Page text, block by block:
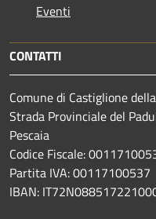
Eventi
CONTATTI
Comune di Castiglione
Strada Provinciale del
Pescaia
Codice Fiscale:
Partita IVA: 00117100537
IBAN: